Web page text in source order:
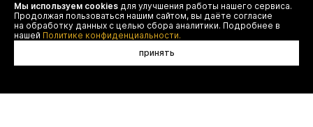
Я даю согласие на сбор, обработку и хранение моих
персональных данных (имя, email, телефон) для получения
рекламных и информационных рассылок от ООО 'БТ
Юнайтед', а также ознакомлен(а) с
Политикой конфиденциальности
Мы используем cookies для улучшения работы нашего сервиса.
Продолжая пользоваться нашим сайтом, вы даёте согласие
на обработку данных с целью сбора аналитики. Подробнее в
нашей Политике конфиденциальности.
принять